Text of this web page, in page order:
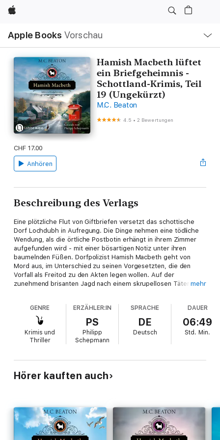
Apple
Apple Books Vorschau
Navigation
Menü
öffnen
Hamish Macbeth lüftet
ein Briefgeheimnis -
Schottland-Krimis, Teil
19 (Ungekürzt)
M.C. Beaton
4.5 •2 Bewertungen
CHF 17.00
Anhören
Beschreibung des Verlags
Eine plötzliche Flut von Giftbriefen versetzt das schottische
Dorf Lochdubh in Aufregung. Die Dinge nehmen eine tödliche
Wendung, als die örtliche Postbotin erhängt in ihrem Zimmer
aufgefunden wird - mit einer bösartigen Notiz unter ihren
baumelnden Füßen. Dorfpolizist Hamish Macbeth geht von
Mord aus, im Unterschied zu seinen Vorgesetzten, die den
Vorfall als Freitod zu den Akten legen wollen. Auf der
zunehmend brisanten Jagd nach einem skrupellosen Täter
Sensationsstory - und auf Hamish - abgesehen hat ...
mehr
GENRE
Krimis und
Thriller
ERZÄHLER:IN
PS
Philipp
Schepmann
SPRACHE
DE
Deutsch
DAUER
06:49
Std. Min.
Hörer kauften auch